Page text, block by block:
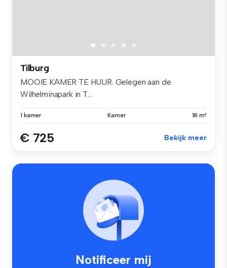
Tilburg
MOOIE KAMER TE HUUR. Gelegen aan de
Wilhelminapark in T...
1 kamer Kamer 18 m²
€ 725 Bekijk meer
Notificeer mij